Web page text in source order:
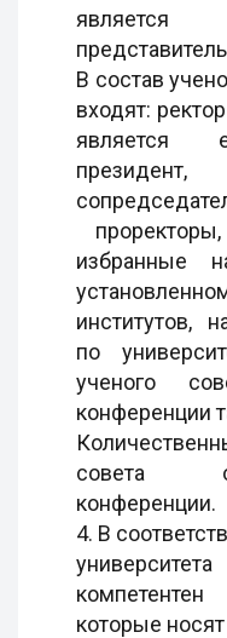
В состав
входят:
является
избранные
институтов,
по
ученого
конференции
совета
конференции.
4. В
которые